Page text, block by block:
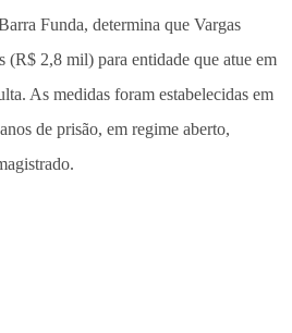
Funda, determina que Vargas
(R$ 2,8 mil) para entidade que atue em
As medidas foram estabelecidas em
de prisão, em regime aberto,